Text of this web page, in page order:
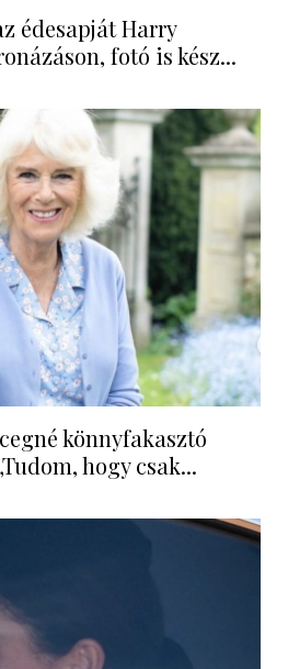
édesapját Harry
fotó is kész...
könnyfakasztó
hogy csak...